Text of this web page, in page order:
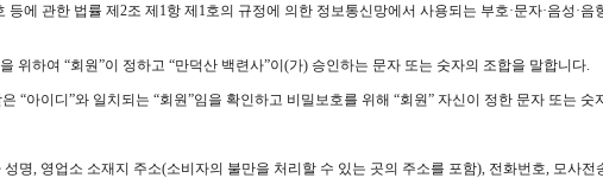
에 관한 법률 제2조 제1항 제1호의 규정에 의한 정보통신망에서 사용되는 부호·문자·음성·
위하여 “회원”이 정하고 “만덕산 백련사”이(가) 승인하는 문자 또는 숫자의 조합을 말합니다.
“아이디”와 일치되는 “회원”임을 확인하고 비밀보호를 위해 “회원” 자신이 정한 문자 또는 숫
명, 영업소 소재지 주소(소비자의 불만을 처리할 수 있는 곳의 주소를 포함), 전화번호, 모사